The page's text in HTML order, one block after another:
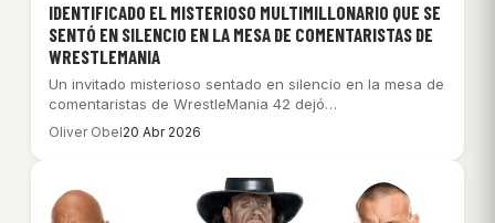
IDENTIFICADO EL MISTERIOSO MULTIMILLONARIO QUE SE
SENTÓ EN SILENCIO EN LA MESA DE COMENTARISTAS DE
WRESTLEMANIA
Un invitado misterioso sentado en silencio en la mesa de
comentaristas de WrestleMania 42 dejó…
Oliver Obel20 Abr 2026